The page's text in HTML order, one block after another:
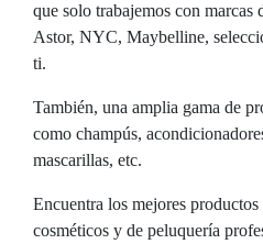
que solo trabajemos con
Astor, NYC, Maybelline,
ti.
También, una amplia gama de
como champús,
mascarillas, etc.
Encuentra los mejores
cosméticos y de peluquería